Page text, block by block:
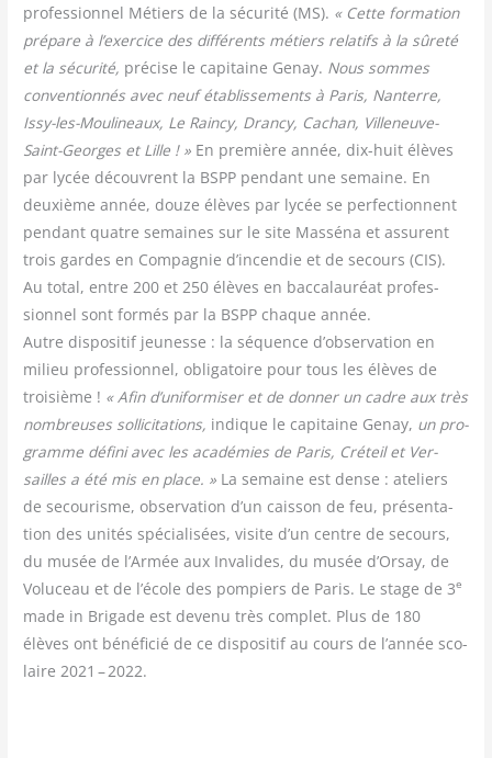
pro­fes­sion­nel Métiers de la sécu­ri­té (MS). « Cette for­ma­tion
pré­pare à l’exercice des dif­fé­rents métiers rela­tifs à la sûre­té
et la sécu­ri­té, pré­cise le capi­taine Genay. Nous sommes
conven­tion­nés avec neuf éta­blis­se­ments à Paris, Nan­terre,
Issy-les-Mou­li­neaux, Le Rain­cy, Dran­cy, Cachan, Vil­le­neuve-
Saint-Georges et Lille ! » En pre­mière année, dix-huit élèves
par lycée découvrent la BSPP pen­dant une semaine. En
deuxième année, douze élèves par lycée se per­fec­tionnent
pen­dant quatre semaines sur le site Mas­sé­na et assurent
trois gardes en Com­pa­gnie d’incendie et de secours (CIS).
Au total, entre 200 et 250 élèves en bac­ca­lau­réat pro­fes­
sion­nel sont for­més par la BSPP chaque année.
Autre dis­po­si­tif jeu­nesse : la séquence d’observation en
milieu pro­fes­sion­nel, obli­ga­toire pour tous les élèves de
troi­sième ! « Afin d’uniformiser et de don­ner un cadre aux très
nom­breuses sol­li­ci­ta­tions, indique le capi­taine Genay, un pro­
gramme défi­ni avec les aca­dé­mies de Paris, Cré­teil et Ver­
sailles a été mis en place. » La semaine est dense : ate­liers
de secou­risme, obser­va­tion d’un cais­son de feu, pré­sen­ta­
tion des uni­tés spé­cia­li­sées, visite d’un centre de secours,
du musée de l’Armée aux Inva­lides, du musée d’Orsay, de
Volu­ceau et de l’école des pom­piers de Paris. Le stage de 3e
made in Bri­gade est deve­nu très com­plet. Plus de 180
élèves ont béné­fi­cié de ce dis­po­si­tif au cours de l’année sco­
laire 2021 – 2022.